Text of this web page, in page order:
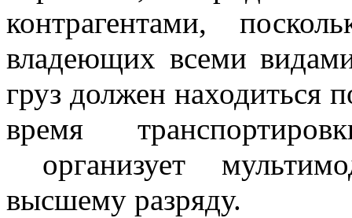
контрагентами,
владеющих всеми
груз должен находиться
время
организует
высшему разряду.